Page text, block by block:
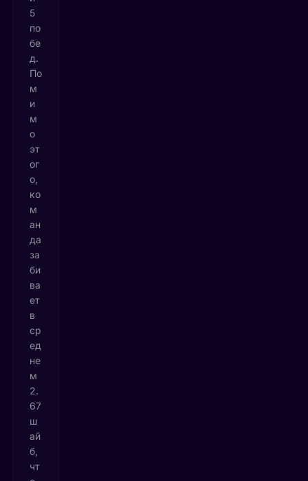
5
по
бе
д.
По
м
и
м
о
эт
ог
о,
ко
м
ан
да
за
би
ва
ет
в
ср
ед
не
м
2.
67
ш
ай
б,
чт